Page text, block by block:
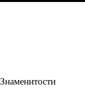
Знаменитости